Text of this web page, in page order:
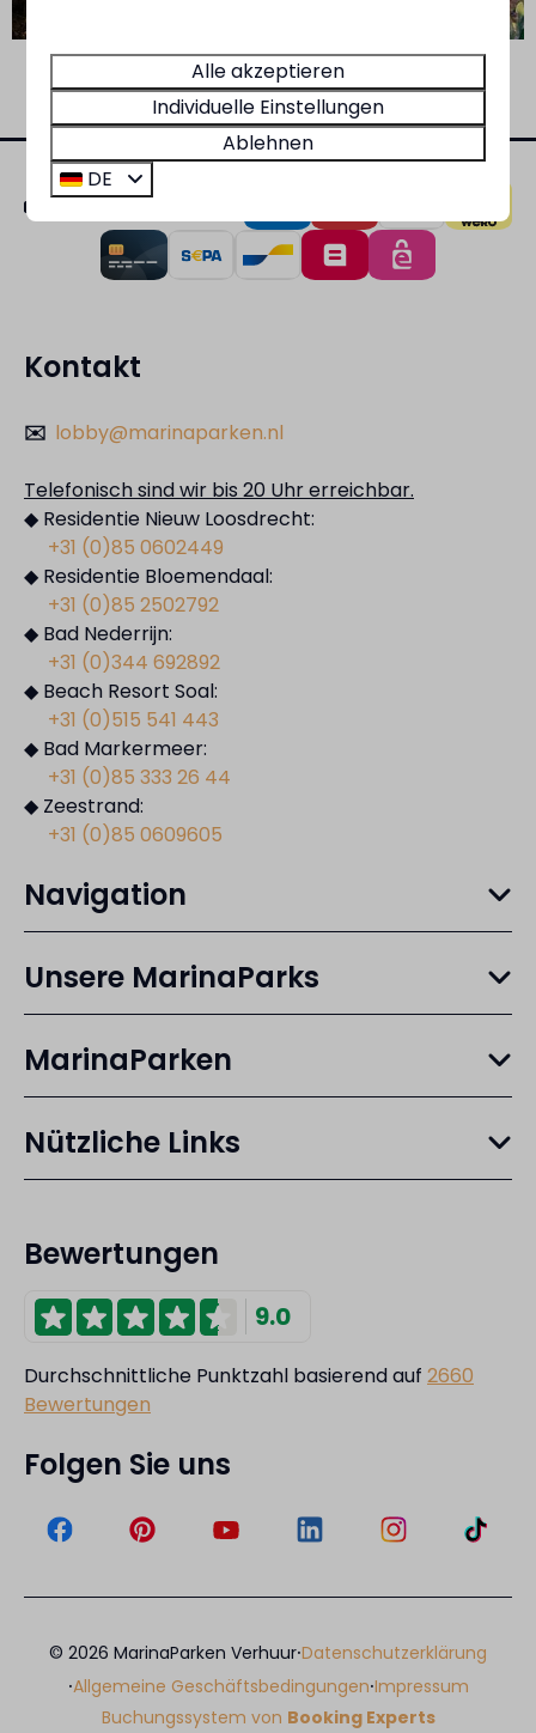
Swipe voor meer afbeeldingen →
Bezahlen Sie sicher
Kontakt
✉️ lobby@marinaparken.nl
Telefonisch sind wir bis 20 Uhr erreichbar.
◆ Residentie Nieuw Loosdrecht:
+31 (0)85 0602449
◆ Residentie Bloemendaal:
+31 (0)85 2502792
◆ Bad Nederrijn:
+31 (0)344 692892
◆ Beach Resort Soal:
+31 (0)515 541 443
◆ Bad Markermeer:
+31 (0)85 333 26 44
◆ Zeestrand:
+31 (0)85 0609605
Navigation
Unsere MarinaParks
MarinaParken
Nützliche Links
Bewertungen
9.0
Durchschnittliche Punktzahl basierend auf 2660
Bewertungen
Folgen Sie uns
© 2026 MarinaParken Verhuur·Datenschutzerklärung
·Allgemeine Geschäftsbedingungen·Impressum
Buchungssystem von Booking Experts
Alle akzeptieren
Individuelle Einstellungen
Ablehnen
DE